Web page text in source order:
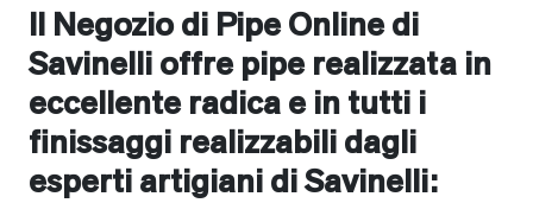
Il Negozio di Pipe Online di
Savinelli offre pipe realizzata in
eccellente radica e in tutti i
finissaggi realizzabili dagli
esperti artigiani di Savinelli: